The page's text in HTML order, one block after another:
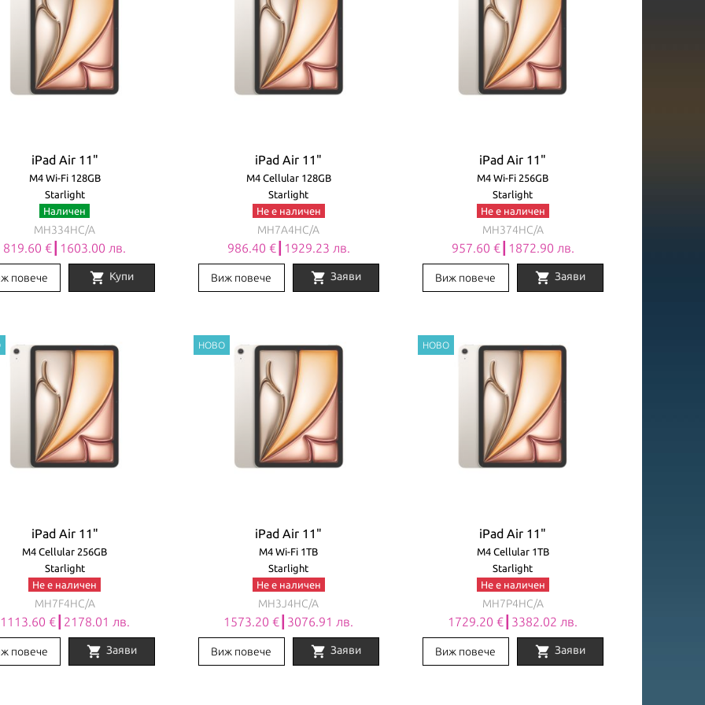
iPad Air 11"
M4 Wi-Fi 128GB
Starlight
Наличен
MH334HC/A
819.60 €┃1603.00 лв.
повече shopping_cart Купи
iPad Air 11"
M4 Cellular 128GB
Starlight
Не е наличен
MH7A4HC/A
986.40 €┃1929.23 лв.
Виж повече shopping_cart Заяви
iPad Air 11"
M4 Wi-Fi 256GB
Starlight
Не е наличен
MH374HC/A
957.60 €┃1872.90 лв.
Виж повече shopping_cart Заяви
iPad Air 11"
M4 Cellular 256GB
Starlight
Не е наличен
MH7F4HC/A
1113.60 €┃2178.01 лв.
повече shopping_cart Заяви
iPad Air 11"
M4 Wi-Fi 1TB
Starlight
Не е наличен
MH3J4HC/A
1573.20 €┃3076.91 лв.
Виж повече shopping_cart Заяви
iPad Air 11"
M4 Cellular 1TB
Starlight
Не е наличен
MH7P4HC/A
1729.20 €┃3382.02 лв.
Виж повече shopping_cart Заяви